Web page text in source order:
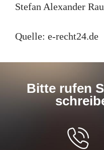
Stefan Alexander
Quelle: e-recht24.de
Bitte rufen